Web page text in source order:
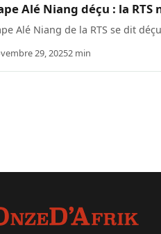
Alé Niang déçu : la
Alé Niang de la RTS se dit
29, 20252 min